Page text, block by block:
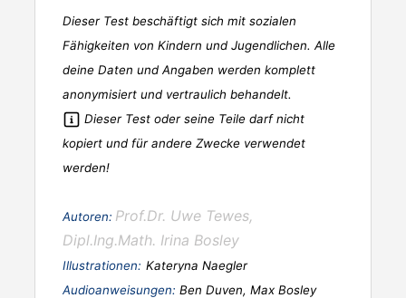
Dieser Test beschäftigt sich mit sozialen
Fähigkeiten von Kindern und Jugendlichen. Alle
deine Daten und Angaben werden komplett
anonymisiert und vertraulich behandelt.
Dieser Test oder seine Teile darf nicht
kopiert und für andere Zwecke verwendet
werden!
Autoren: Prof.Dr. Uwe Tewes,
Dipl.Ing.Math. Irina Bosley
Illustrationen: Kateryna Naegler
Audioanweisungen:Ben Duven, Max Bosley